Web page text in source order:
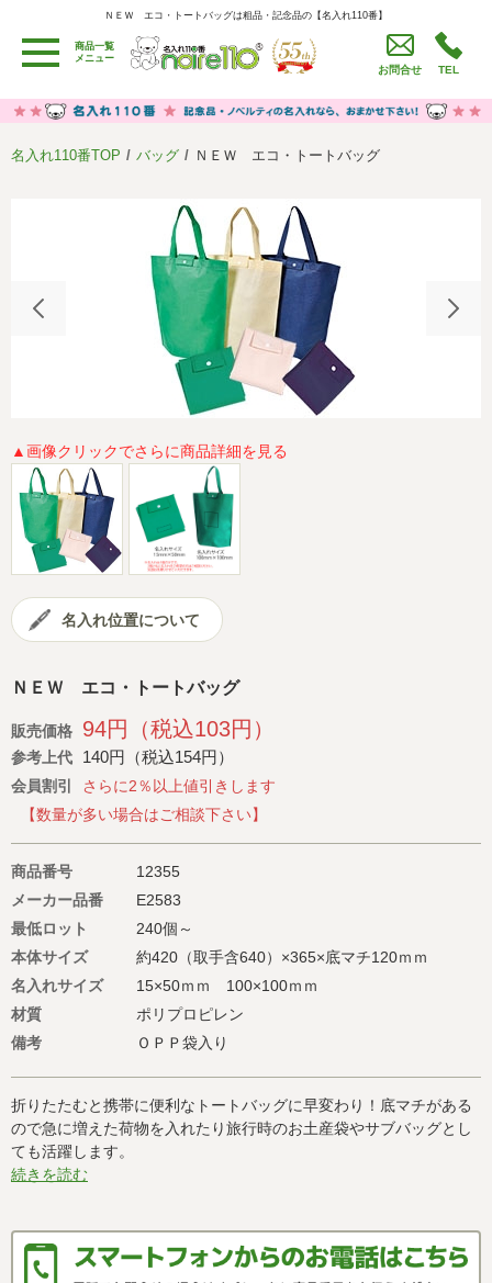
ＮＥＷ エコ・トートバッグは粗品・記念品の【名入れ110番】
ＮＥＷ エコ・トートバッグは粗品・記念品の【名入れ110番】
商品一覧
メニュー
お問合せ TEL
用途別カテゴリ
卒園・卒業記念品
労働組合・設立記念・周年記念
うちわ・扇子・ファン
イベント・パーティーグッズ
セール品グッズ
名入れについて
特定商取引法に基づく表記
著作権と推奨環境について プライバシーポリシー
よくある質問 採用情報
会社概要
名入れ110番TOP バッグ ＮＥＷ エコ・トートバッグ
▲画像クリックでさらに商品詳細を見る
名入れ位置について
ＮＥＷ エコ・トートバッグ
販売価格 94円（税込103円）
参考上代 140円（税込154円）
会員割引
さらに2％以上値引きします
【数量が多い場合はご相談下さい】
商品番号
12355
メーカー品番
E2583
最低ロット
240個～
本体サイズ
約420（取手含640）×365×底マチ120ｍｍ
名入れサイズ
15×50ｍｍ 100×100ｍｍ
材質
ポリプロピレン
備考
ＯＰＰ袋入り
折りたたむと携帯に便利なトートバッグに早変わり！底マチがある
ので急に増えた荷物を入れたり旅行時のお土産袋やサブバッグとし
ても活躍します。
続きを読む